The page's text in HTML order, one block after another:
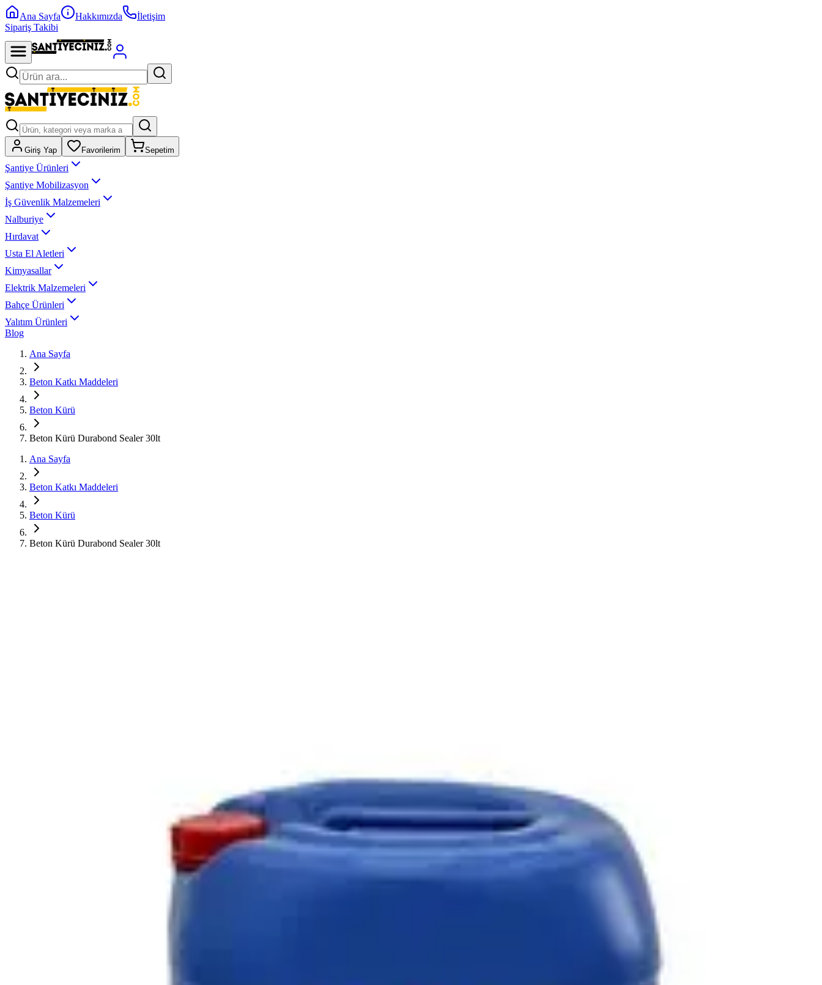
Ana Sayfa Hakkımızda
İletişim
Sipariş Takibi
Giriş Yap Favorilerim Sepetim
Şantiye Ürünleri
Şantiye Mobilizasyon
İş Güvenlik Malzemeleri
Nalburiye
Hırdavat
Usta El Aletleri
Kimyasallar
Elektrik Malzemeleri
Bahçe Ürünleri
Yalıtım Ürünleri
Blog
Ana Sayfa
Beton Katkı Maddeleri
Beton Kürü
Beton Kürü Durabond Sealer 30lt
Ana Sayfa
Beton Katkı Maddeleri
Beton Kürü
Beton Kürü Durabond Sealer 30lt